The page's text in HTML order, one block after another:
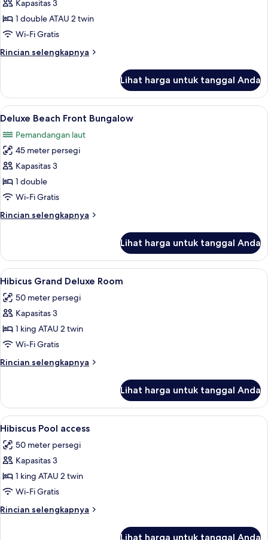
Kapasitas 3
1 double ATAU 2 twin
Wi-Fi Gratis
Rincian selengkapnya
Rincian
Bungalow
Deluks
Lihat harga untuk tanggal Anda
Lihat
semua
foto
untuk
Deluxe
Beach
Front
Deluxe Beach Front Bungalow |
5
Deluxe Beach Front Bungalow
Pemandangan laut
45 meter persegi
Kapasitas 3
1 double
Wi-Fi Gratis
Rincian selengkapnya
Rincian
Deluxe
Beach
Front
Lihat harga untuk tanggal Anda
Lihat
semua
foto
untuk
Hibicus
Grand
Deluxe
Room
Hibicus
7
Hibicus Grand Deluxe Room
50 meter persegi
Kapasitas 3
1 king ATAU 2 twin
Wi-Fi Gratis
Rincian selengkapnya
Rincian
Hibicus
Grand
Deluxe
Lihat harga untuk tanggal Anda
Lihat
semua
foto
untuk
Hibiscus
Pool
access
Hibiscus Pool access | Brankas,
6
Hibiscus Pool access
50 meter persegi
Kapasitas 3
1 king ATAU 2 twin
Wi-Fi Gratis
Rincian selengkapnya
Rincian
Lihat harga untuk tanggal Anda